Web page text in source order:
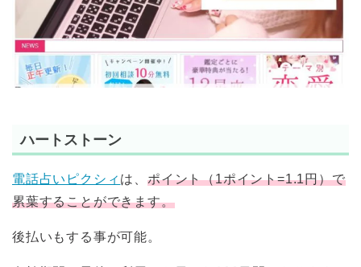
ハートストーン
電話占いピクシィ は、ポイント（1ポイント=1.1円）で
累葉することができます。
後払いもする事が可能。